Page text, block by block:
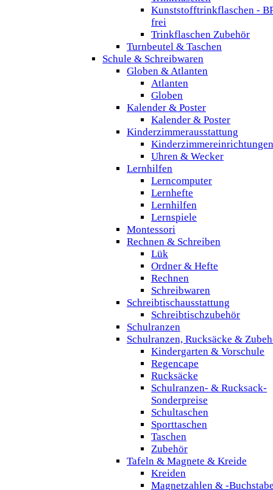
Kunststofftrinkflaschen -
frei
Trinkflaschen Zubehör
Turnbeutel & Taschen
Schule & Schreibwaren
Globen & Atlanten
Atlanten
Globen
Kalender & Poster
Kalender & Poster
Kinderzimmerausstattung
Kinderzimmereinrichtungen
Uhren & Wecker
Lernhilfen
Lerncomputer
Lernhefte
Lernhilfen
Lernspiele
Montessori
Rechnen & Schreiben
Lük
Ordner & Hefte
Rechnen
Schreibwaren
Schreibtischausstattung
Schreibtischzubehör
Schulranzen
Schulranzen, Rucksäcke &
Kindergarten & Vorschule
Regencape
Rucksäcke
Schulranzen- & Rucksack-
Sonderpreise
Schultaschen
Sporttaschen
Taschen
Zubehör
Tafeln & Magnete & Kreide
Kreiden
Magnetzahlen & -